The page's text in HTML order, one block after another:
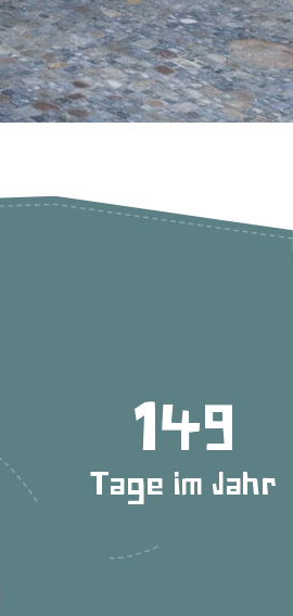
150
Tage im Jahr